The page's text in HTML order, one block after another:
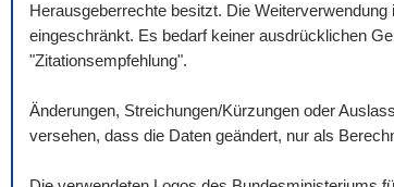
Herausgeberrechte besitzt. Die
eingeschränkt. Es bedarf keiner ausdrücklichen
"Zitationsempfehlung".
Änderungen, Streichungen/Kürzungen oder
versehen, dass die Daten geändert, nur als